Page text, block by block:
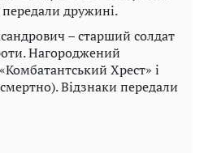
дружині.
– старший солдат
Нагороджений
Хрест» і
Відзнаки передали